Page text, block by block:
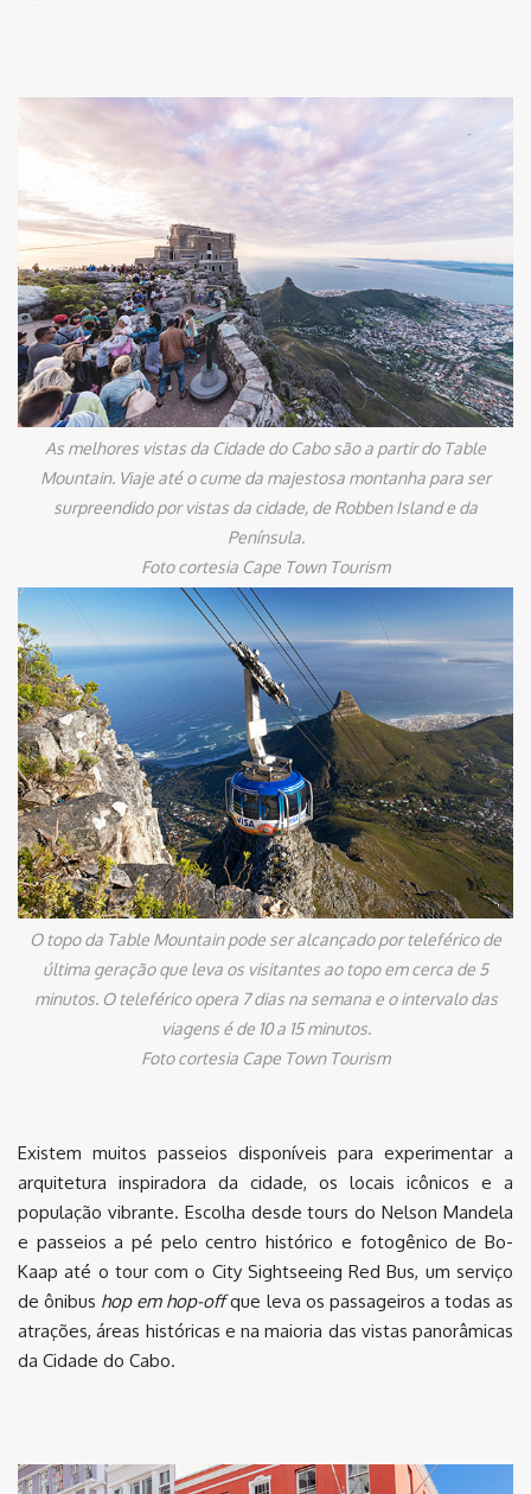
As melhores vistas da Cidade do Cabo são a partir do Table
Mountain. Viaje até o cume da majestosa montanha para ser
surpreendido por vistas da cidade, de Robben Island e da
Península.
Foto cortesia Cape Town Tourism
O topo da Table Mountain pode ser alcançado por teleférico de
última geração que leva os visitantes ao topo em cerca de 5
minutos. O teleférico opera 7 dias na semana e o intervalo das
viagens é de 10 a 15 minutos.
Foto cortesia Cape Town Tourism
Existem muitos passeios disponíveis para experimentar a
arquitetura inspiradora da cidade, os locais icônicos e a
população vibrante. Escolha desde tours do Nelson Mandela
e passeios a pé pelo centro histórico e fotogênico de Bo-
Kaap até o tour com o City Sightseeing Red Bus, um serviço
de ônibus hop em hop-offque leva os passageiros a todas as
atrações, áreas históricas e na maioria das vistas panorâmicas
da Cidade do Cabo.